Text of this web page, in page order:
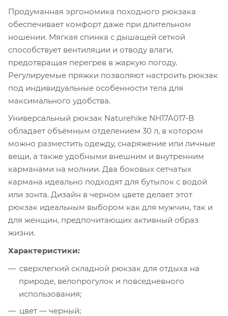
Продуманная эргономика походного рюкзака
обеспечивает комфорт даже при длительном
ношении. Мягкая спинка с дышащей сеткой
способствует вентиляции и отводу влаги,
предотвращая перегрев в жаркую погоду.
Регулируемые пряжки позволяют настроить рюкзак
под индивидуальные особенности тела для
максимального удобства.
Универсальный рюкзак Naturehike NH17A017-B
обладает объёмным отделением 30 л, в котором
можно разместить одежду, снаряжение или личные
вещи, а также удобными внешним и внутренним
карманами на молнии. Два боковых сетчатых
кармана идеально подходят для бутылок с водой
или зонта. Дизайн в черном цвете делает этот
рюкзак идеальным выбором как для мужчин, так и
для женщин, предпочитающих активный образ
жизни.
Характеристики:
сверхлегкий складной рюкзак для отдыха на
природе, велопрогулок и повседневного
использования;
цвет — черный;